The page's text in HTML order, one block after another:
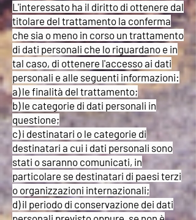
L'interessato ha il diritto di ottenere dal
titolare del trattamento la conferma
che sia o meno in corso un trattamento
di dati personali che lo riguardano e in
tal caso, di ottenere l'accesso ai dati
personali e alle seguenti informazioni:
a) le finalità del trattamento;
b) le categorie di dati personali in
questione;
c) i destinatari o le categorie di
destinatari a cui i dati personali sono
stati o saranno comunicati, in
particolare se destinatari di paesi terzi
o organizzazioni internazionali;
d) il periodo di conservazione dei dati